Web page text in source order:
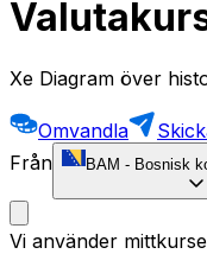
Xe Diagram över
Omvandla
Från
BAM - Bosnisk
Vi använder